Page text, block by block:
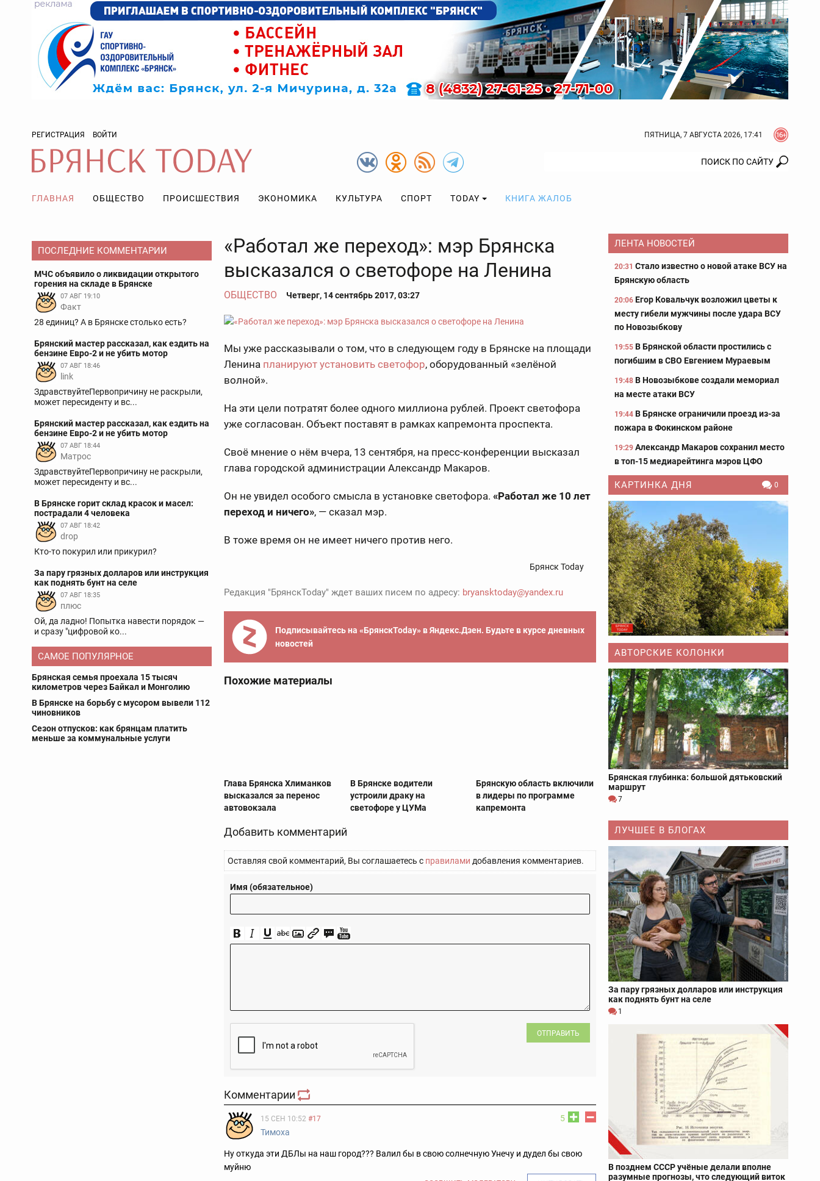
РЕГИСТРАЦИЯ ВОЙТИ ПЯТНИЦА, 7 АВГУСТА 2026, 17:41
ГЛАВНАЯ ОБЩЕСТВО ПРОИСШЕСТВИЯ ЭКОНОМИКА КУЛЬТУРА СПОРТ TODAY КНИГА ЖАЛОБ
ПОСЛЕДНИЕ КОММЕНТАРИИ
МЧС объявило о ликвидации открытого
горения на складе в Брянске
07 АВГ 19:10
Факт
28 единиц? А в Брянске столько есть?
Брянский мастер рассказал, как ездить на
бензине Евро-2 и не убить мотор
07 АВГ 18:46
link
ЗдравствуйтеПервопричину не раскрыли,
может пересиденту и вс...
Брянский мастер рассказал, как ездить на
бензине Евро-2 и не убить мотор
07 АВГ 18:44
Матрос
ЗдравствуйтеПервопричину не раскрыли,
может пересиденту и вс...
В Брянске горит склад красок и масел:
пострадали 4 человека
07 АВГ 18:42
drop
Кто-то покурил или прикурил?
За пару грязных долларов или инструкция
как поднять бунт на селе
07 АВГ 18:35
плюс
Ой, да ладно! Попытка навести порядок —
и сразу "цифровой ко...
САМОЕ ПОПУЛЯРНОЕ
Брянская семья проехала 15 тысяч
километров через Байкал и Монголию
В Брянске на борьбу с мусором вывели 112
чиновников
Сезон отпусков: как брянцам платить
меньше за коммунальные услуги
«Работал же переход»: мэр Брянска
высказался о светофоре на Ленина
ОБЩЕСТВО Четверг, 14 сентябрь 2017, 03:27
Мы уже рассказывали о том, что в следующем году в Брянске на площади
Ленина планируют установить светофор, оборудованный «зелёной
волной».
На эти цели потратят более одного миллиона рублей. Проект светофора
уже согласован. Объект поставят в рамках капремонта проспекта.
Своё мнение о нём вчера, 13 сентября, на пресс-конференции высказал
глава городской администрации Александр Макаров.
Он не увидел особого смысла в установке светофора. «Работал же 10 лет
переход и ничего», — сказал мэр.
В тоже время он не имеет ничего против него.
Брянск Today
Редакция "БрянскToday" ждет ваших писем по адресу: bryansktoday@yandex.ru
Подписывайтесь на «БрянскToday» в Яндекс.Дзен. Будьте в курсе дневных
новостей
Похожие материалы
Глава Брянска Хлиманков
высказался за перенос
автовокзала
В Брянске водители
устроили драку на
светофоре у ЦУМа
Брянскую область включили
в лидеры по программе
капремонта
Добавить комментарий
Оставляя свой комментарий, Вы соглашаетесь с правилами добавления комментариев.
Имя (обязательное)
ОТПРАВИТЬ
Комментарии
5
15 СЕН 10:52 #17
Тимоха
Ну откуда эти ДБЛы на наш город??? Валил бы в свою солнечную Унечу и дудел бы свою
муйню
ЛЕНТА НОВОСТЕЙ
20:31 Стало известно о новой атаке ВСУ на
Брянскую область
20:06 Егор Ковальчук возложил цветы к
месту гибели мужчины после удара ВСУ
по Новозыбкову
19:55 В Брянской области простились с
погибшим в СВО Евгением Мураевым
19:48 В Новозыбкове создали мемориал
на месте атаки ВСУ
19:44 В Брянске ограничили проезд из-за
пожара в Фокинском районе
19:29 Александр Макаров сохранил место
в топ-15 медиарейтинга мэров ЦФО
КАРТИНКА ДНЯ 0
АВТОРСКИЕ КОЛОНКИ
Брянская глубинка: большой дятьковский
маршрут
7
ЛУЧШЕЕ В БЛОГАХ
За пару грязных долларов или инструкция
как поднять бунт на селе
1
В позднем СССР учёные делали вполне
разумные прогнозы, что следующий виток